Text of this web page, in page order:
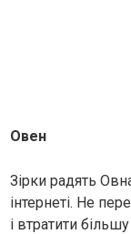
Овен
Зірки радять
інтернеті. Не
і втратити